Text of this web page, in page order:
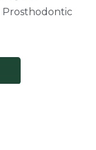
Prosthodontic